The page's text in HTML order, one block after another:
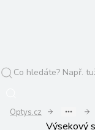
Optys.cz